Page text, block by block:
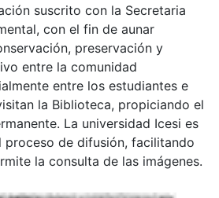
suscrito con la Secretaria
con el fin de aunar
preservación y
entre la comunidad
entre los estudiantes e
la Biblioteca, propiciando el
La universidad Icesi es
proceso de difusión, facilitando
la consulta de las imágenes.